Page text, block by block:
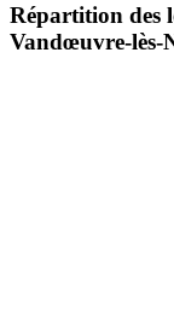
Répartition des
Vandœuvre-lès-